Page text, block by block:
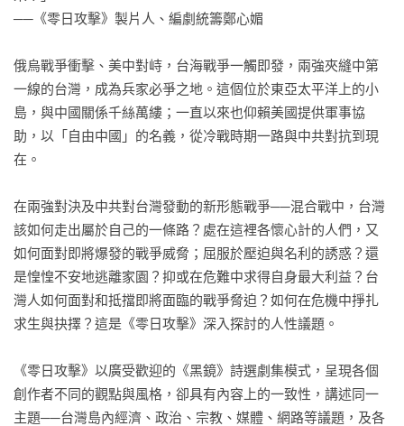
──《零日攻擊》製片人、編劇統籌鄭心媚
俄烏戰爭衝擊、美中對峙，台海戰爭一觸即發，兩強夾縫中第
一線的台灣，成為兵家必爭之地。這個位於東亞太平洋上的小
島，與中國關係千絲萬縷；一直以來也仰賴美國提供軍事協
助，以「自由中國」的名義，從冷戰時期一路與中共對抗到現
在。
在兩強對決及中共對台灣發動的新形態戰爭──混合戰中，台灣
該如何走出屬於自己的一條路？處在這裡各懷心計的人們，又
如何面對即將爆發的戰爭威脅；屈服於壓迫與名利的誘惑？還
是惶惶不安地逃離家園？抑或在危難中求得自身最大利益？台
灣人如何面對和抵擋即將面臨的戰爭脅迫？如何在危機中掙扎
求生與抉擇？這是《零日攻擊》深入探討的人性議題。
《零日攻擊》以廣受歡迎的《黑鏡》詩選劇集模式，呈現各個
創作者不同的觀點與風格，卻具有內容上的一致性，講述同一
主題──台灣島內經濟、政治、宗教、媒體、網路等議題，及各